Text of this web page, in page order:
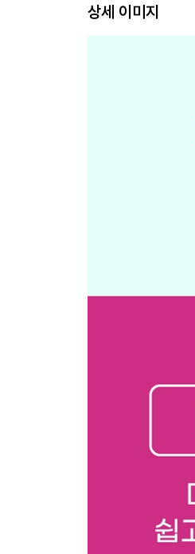
12장 자본주의가 낳
13장 사회주의 사회
상세 이미지